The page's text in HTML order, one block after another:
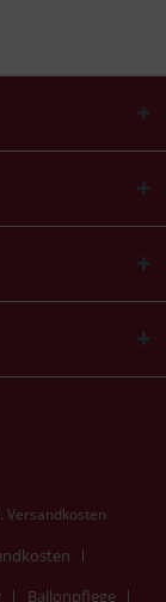
Versandkosten
Ballonpflege